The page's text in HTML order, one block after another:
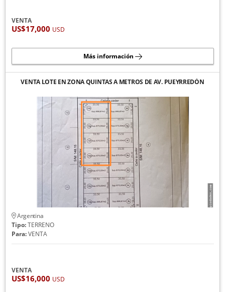
VENTA
US$17,000 USD
Más información
VENTA LOTE EN ZONA QUINTAS A METROS DE AV. PUEYRREDÓN
Argentina
Tipo:TERRENO
Para:VENTA
VENTA
US$16,000 USD